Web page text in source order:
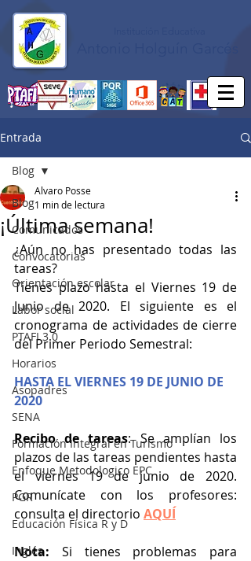
Entrada
Blog
Comunicados
Convocatorias
Orientación escolar
Labor social
PTAFI 3.0
Horarios
Asopadres
SENA
Formación Integral en Turismo
Enfoque Metodologico EPC
PGR
Educación Física R y D
Inglés
Blog
¡Última semana!
Alvaro Posse
1 min de lectura
¿Aún no has presentado todas las
tareas?
Tienes plazo hasta el Viernes 19 de
Junio de 2020. El siguiente es el
cronograma de actividades de cierre
del Primer Periodo Semestral:
HASTA EL VIERNES 19 DE JUNIO DE
2020
Recibo de tareas: Se amplían los
plazos de las tareas pendientes hasta
el viernes 19 de junio de 2020.
Comunícate con los profesores:
consulta el directorio AQUÍ
Nota: Si tienes problemas para